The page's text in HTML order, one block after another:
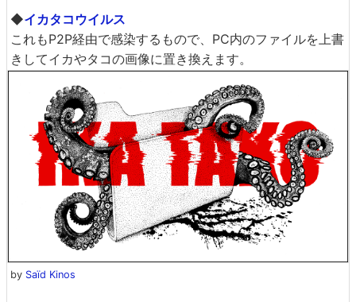
◆イカタコウイルス
これもP2P経由で感染するもので、PC内のファイルを上書
きしてイカやタコの画像に置き換えます。
by Saïd Kinos